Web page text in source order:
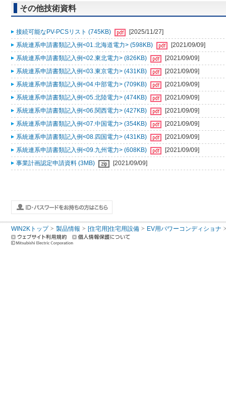
その他技術資料
接続可能なPV-PCSリスト (745KB)
[2025/11/27]
系統連系申請書類記入例<01.北海道電力> (598KB)
[2021/09/09]
系統連系申請書類記入例<02.東北電力> (826KB)
[2021/09/09]
系統連系申請書類記入例<03.東京電力> (431KB)
[2021/09/09]
系統連系申請書類記入例<04.中部電力> (709KB)
[2021/09/09]
系統連系申請書類記入例<05.北陸電力> (474KB)
[2021/09/09]
系統連系申請書類記入例<06.関西電力> (427KB)
[2021/09/09]
系統連系申請書類記入例<07.中国電力> (354KB)
[2021/09/09]
系統連系申請書類記入例<08.四国電力> (431KB)
[2021/09/09]
系統連系申請書類記入例<09.九州電力> (608KB)
[2021/09/09]
事業計画認定申請資料 (3MB)
[2021/09/09]
WIN2Kトップ 製品情報 [住宅用]住宅用設備 EV用パワーコンディショナ